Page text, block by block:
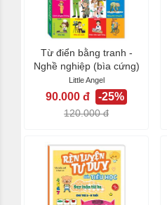
Từ điển bằng tranh -
Nghề nghiệp (bìa cứng)
Little Angel
90.000 đ -25%
120.000 đ